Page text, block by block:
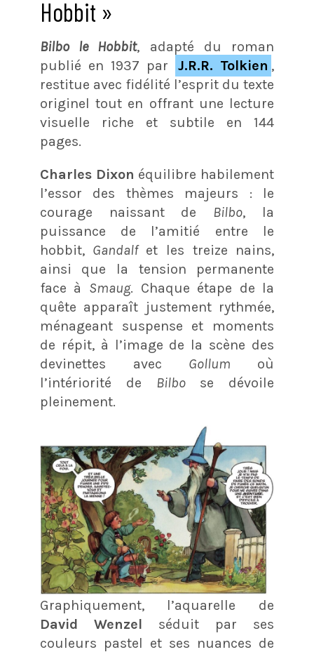
Hobbit »
Bilbo le Hobbit, adapté du roman
publié en 1937 par
J.R.R. Tolkien ,
restitue avec fidélité l’esprit du texte
originel tout en offrant une lecture
visuelle riche et subtile en 144
pages.
Charles Dixon équilibre habilement
l’essor des thèmes majeurs : le
courage naissant de Bilbo, la
puissance de l’amitié entre le
hobbit, Gandalf et les treize nains,
ainsi que la tension permanente
face à Smaug. Chaque étape de la
quête apparaît justement rythmée,
ménageant suspense et moments
de répit, à l’image de la scène des
devinettes avec Gollum où
l’intériorité de Bilbo se dévoile
pleinement.
Graphiquement, l’aquarelle de
David Wenzel séduit par ses
couleurs pastel et ses nuances de